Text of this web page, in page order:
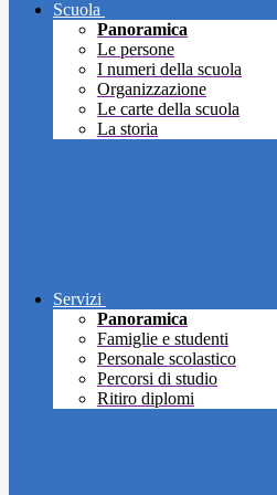
Scuola
Panoramica
Le persone
I numeri della scuola
Organizzazione
Le carte della scuola
La storia
Servizi
Panoramica
Famiglie e studenti
Personale scolastico
Percorsi di studio
Ritiro diplomi